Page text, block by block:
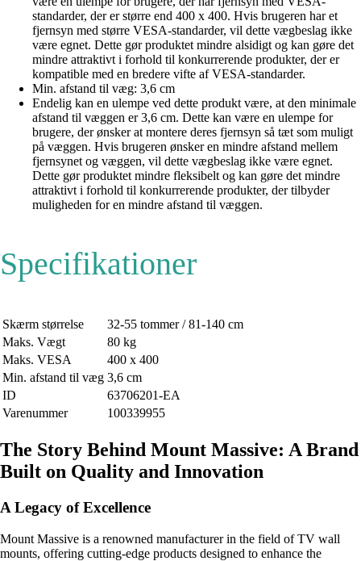
standarder, der er større end 400 x 400. Hvis brugeren har et
fjernsyn med større VESA-standarder, vil dette vægbeslag ikke
være egnet. Dette gør produktet mindre alsidigt og kan gøre det
mindre attraktivt i forhold til konkurrerende produkter, der er
kompatible med en bredere vifte af VESA-standarder.
Min. afstand til væg: 3,6 cm
Endelig kan en ulempe ved dette produkt være, at den minimale
afstand til væggen er 3,6 cm. Dette kan være en ulempe for
brugere, der ønsker at montere deres fjernsyn så tæt som muligt
på væggen. Hvis brugeren ønsker en mindre afstand mellem
fjernsynet og væggen, vil dette vægbeslag ikke være egnet.
Dette gør produktet mindre fleksibelt og kan gøre det mindre
attraktivt i forhold til konkurrerende produkter, der tilbyder
muligheden for en mindre afstand til væggen.
Specifikationer
Skærm størrelse
32-55 tommer / 81-140 cm
Maks. Vægt
80 kg
Maks. VESA
400 x 400
Min. afstand til væg 3,6 cm
ID
63706201-EA
Varenummer
100339955
The Story Behind Mount Massive: A Brand
Built on Quality and Innovation
A Legacy of Excellence
Mount Massive is a renowned manufacturer in the field of TV wall
mounts, offering cutting-edge products designed to enhance the